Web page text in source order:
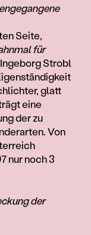
Seite,
für
Strobl
glatt
eine
der zu
Von
nur noch 3
der